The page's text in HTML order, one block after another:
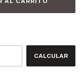
CALCULAR